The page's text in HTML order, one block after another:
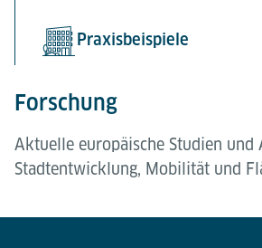
Praxisbeispiele
Forschung
Aktuelle europäische Studien und
Stadtentwicklung, Mobilität und